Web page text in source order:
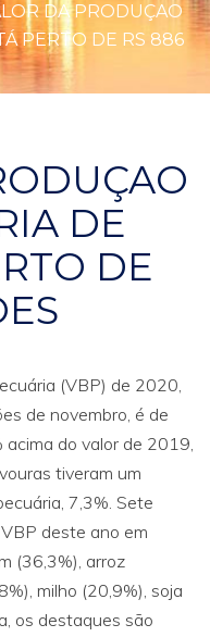
DA PRODUÇAO
PERTO DE RS 886
DE
DE
(VBP) de 2020,
de novembro, é de
acima do valor de 2019,
tiveram um
7,3%. Sete
deste ano em
(36,3%), arroz
milho (20,9%), soja
os destaques são